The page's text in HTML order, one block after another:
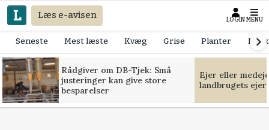
Læs e-avisen LOGIN MENU
Seneste Mest læste Kvæg Grise Planter
Rådgiver om DB-Tjek: Små
justeringer kan give store
besparelser
Ejer eller
landbrugets